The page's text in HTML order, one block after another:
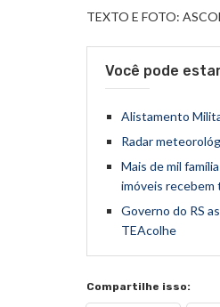
TEXTO E FOTO:
Você pode
Alistamento
Radar
Mais de mil
imóveis
Governo do RS
TEAcolhe
Compartilhe isso: